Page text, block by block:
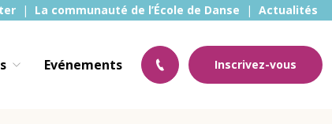
La communauté de l’École de Danse Actualités
Evénements Inscrivez-vous